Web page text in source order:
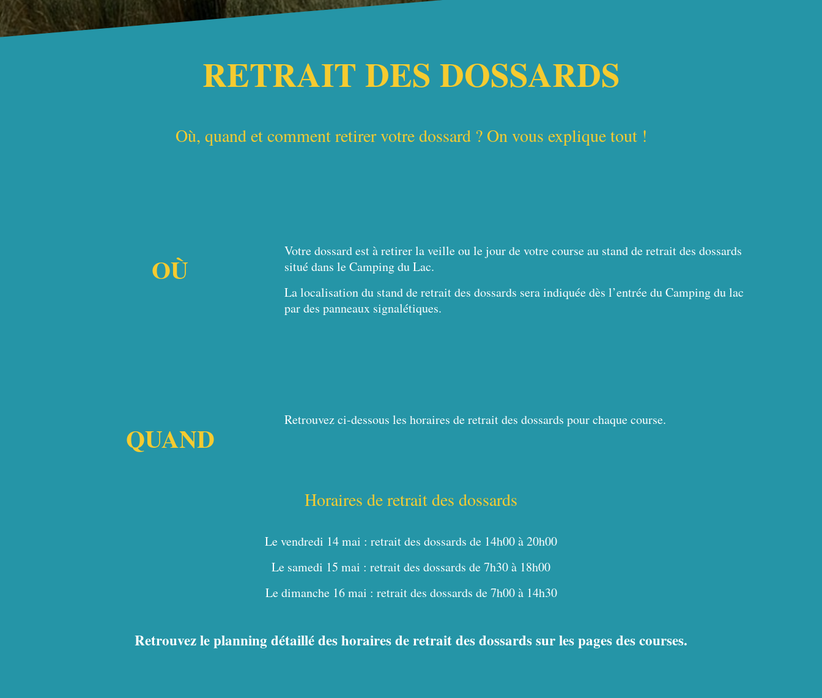
RETRAIT DES DOSSARDS
Où, quand et comment retirer votre dossard ? On vous explique tout !
OÙ
Votre dossard est à retirer la veille ou le jour de votre course au stand de retrait des dossards
situé dans le Camping du Lac.
La localisation du stand de retrait des dossards sera indiquée dès l’entrée du Camping du lac
par des panneaux signalétiques.
QUAND
Retrouvez ci-dessous les horaires de retrait des dossards pour chaque course.
Horaires de retrait des dossards
Le vendredi 14 mai : retrait des dossards de 14h00 à 20h00
Le samedi 15 mai : retrait des dossards de 7h30 à 18h00
Le dimanche 16 mai : retrait des dossards de 7h00 à 14h30
Retrouvez le planning détaillé des horaires de retrait des dossards sur les pages des courses.